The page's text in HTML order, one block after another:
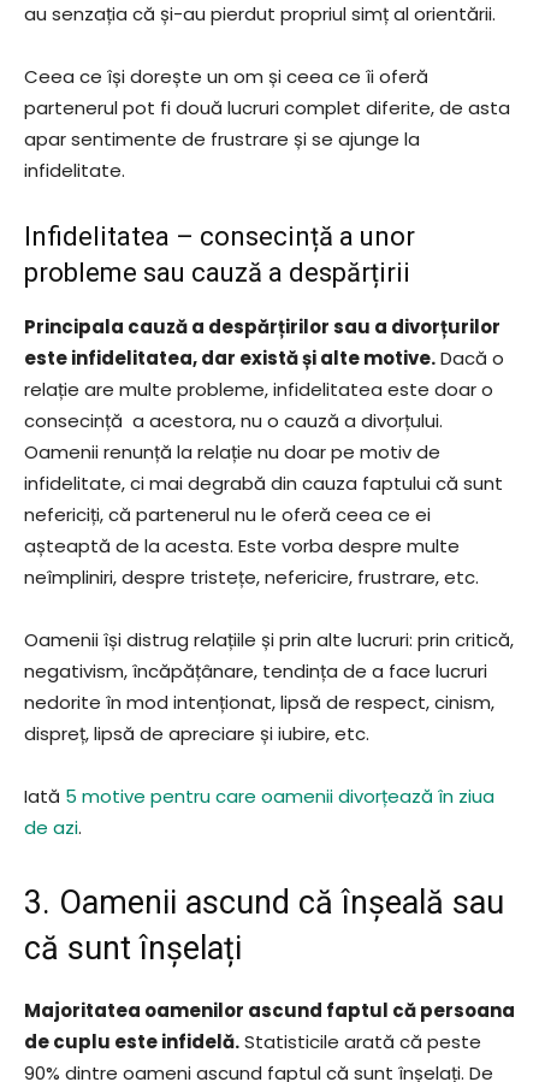
au senzația că și-au pierdut propriul simț al orientării.
Ceea ce își dorește un om și ceea ce îi oferă
partenerul pot fi două lucruri complet diferite, de asta
apar sentimente de frustrare și se ajunge la
infidelitate.
Infidelitatea – consecință a unor
probleme sau cauză a despărțirii
Principala cauză a despărțirilor sau a divorțurilor
este infidelitatea, dar există și alte motive.Dacă o
relație are multe probleme, infidelitatea este doar o
consecință a acestora, nu o cauză a divorțului.
Oamenii renunță la relație nu doar pe motiv de
infidelitate, ci mai degrabă din cauza faptului că sunt
nefericiți, că partenerul nu le oferă ceea ce ei
așteaptă de la acesta. Este vorba despre multe
neîmpliniri, despre tristețe, nefericire, frustrare, etc.
Oamenii își distrug relațiile și prin alte lucruri: prin critică,
negativism, încăpățânare, tendința de a face lucruri
nedorite în mod intenționat, lipsă de respect, cinism,
dispreț, lipsă de apreciare și iubire, etc.
Iată 5 motive pentru care oamenii divorțează în ziua
de azi.
3. Oamenii ascund că înșeală sau
că sunt înșelați
Majoritatea oamenilor ascund faptul că persoana
de cuplu este infidelă.Statisticile arată că peste
90% dintre oameni ascund faptul că sunt înșelați. De